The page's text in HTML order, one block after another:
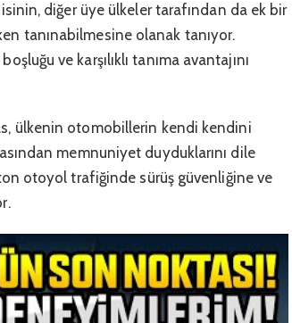
diğer üye ülkeler tarafından da ek bir
tanınabilmesine olanak tanıyor.
ve karşılıklı tanıma avantajını
ülkenin otomobillerin kendi kendini
memnuniyet duyduklarını dile
otoyol trafiğinde sürüş güvenliğine ve